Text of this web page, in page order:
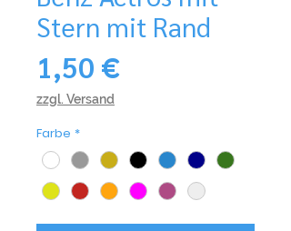
Stern mit Rand
1,50 €Preis
zzgl. Versand
Farbe *